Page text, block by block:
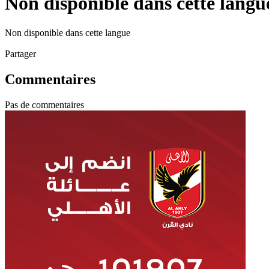
Non disponible dans cette langue
Partager
Commentaires
Pas de commentaires